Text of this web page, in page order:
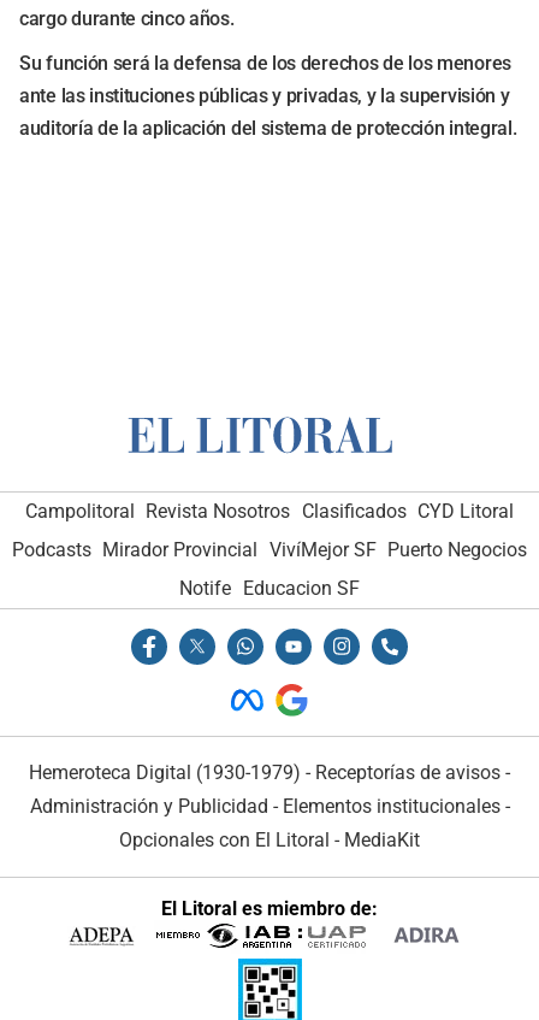
cargo durante cinco años.
Su función será la defensa de los derechos de los menores
ante las instituciones públicas y privadas, y la supervisión y
auditoría de la aplicación del sistema de protección integral.
Campolitoral Revista Nosotros Clasificados CYD Litoral
Podcasts Mirador Provincial VivíMejor SF Puerto Negocios
Notife Educacion SF
Hemeroteca Digital (1930-1979) - Receptorías de avisos -
Administración y Publicidad - Elementos institucionales-
Opcionales con El Litoral - MediaKit
El Litoral es miembro de: